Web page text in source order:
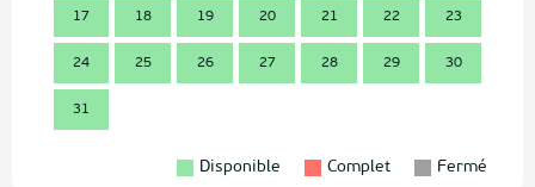
17 18 19 20 21 22 23
24 25 26 27 28 29 30
31
Disponible Complet Fermé